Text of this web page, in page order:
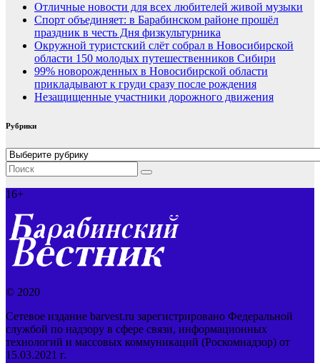
Отличные новости для всех любителей живой музыки
Спорт объединяет: в Барабинском районе прошёл
праздник в честь Дня физкультурника
Окружной туристский слёт собрал в Новосибирской
области 150 молодых путешественников Сибири
99% новорожденных в Новосибирской области
прикладывают к груди сразу после рождения
Незащищенные участники дорожного движения
Рубрики
Рубрики
16+
© 2020
Сетевое издание barvest.ru зарегистрировано Федеральной
службой по надзору в сфере связи, информационных
технологий и массовых коммуникаций (Роскомнадзор) от
15.03.2021 г.